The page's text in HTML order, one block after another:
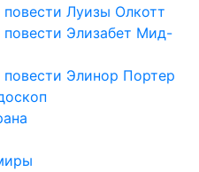
Луизы Олкотт
повести Элизабет Мид-
Элинор Портер